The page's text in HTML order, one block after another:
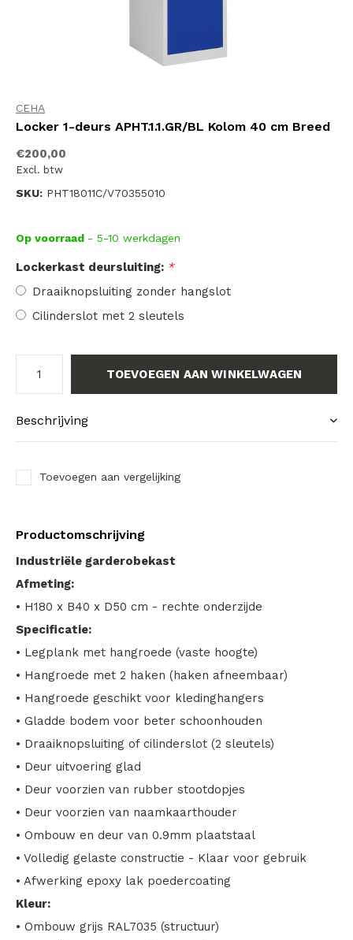
CEHA
Locker 1-deurs APHT.1.1.GR/BL Kolom 40 cm Breed
€200,00
Excl. btw
SKU: PHT18011C/V70355010
Op voorraad - 5-10 werkdagen
Lockerkast deursluiting: *
Draaiknopsluiting zonder hangslot
Cilinderslot met 2 sleutels
TOEVOEGEN AAN WINKELWAGEN
Beschrijving
Toevoegen aan vergelijking
Productomschrijving
Industriële garderobekast
Afmeting:
• H180 x B40 x D50 cm - rechte onderzijde
Specificatie:
• Legplank met hangroede (vaste hoogte)
• Hangroede met 2 haken (haken afneembaar)
• Hangroede geschikt voor kledinghangers
• Gladde bodem voor beter schoonhouden
• Draaiknopsluiting of cilinderslot (2 sleutels)
• Deur uitvoering glad
• Deur voorzien van rubber stootdopjes
• Deur voorzien van naamkaarthouder
• Ombouw en deur van 0.9mm plaatstaal
• Volledig gelaste constructie - Klaar voor gebruik
• Afwerking epoxy lak poedercoating
Kleur:
• Ombouw grijs RAL7035 (structuur)